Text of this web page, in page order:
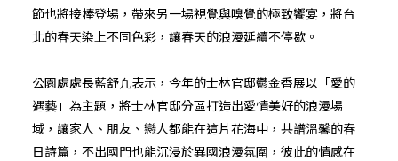
節也將接棒登場，帶來另一場視覺與嗅覺的極致饗宴，將台
北的春天染上不同色彩，讓春天的浪漫延續不停歇。
公園處處長藍舒凢表示，今年的士林官邸鬱金香展以「愛的
遇藝」為主題，將士林官邸分區打造出愛情美好的浪漫場
域，讓家人、朋友、戀人都能在這片花海中，共譜溫馨的春
日詩篇，不出國門也能沉浸於異國浪漫氛圍，彼此的情感在